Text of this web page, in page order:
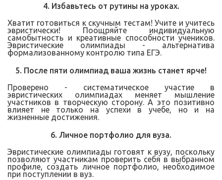
4. Избавьтесь от рутины на уроках.
Хватит готовиться к скучным тестам! Учите и учитесь
эвристически! Поощряйте индивидуальную
самобытность и креативные способности учеников.
Эвристические олимпиады - альтернатива
формализованному контролю типа ЕГЭ.
5. После пяти олимпиад ваша жизнь станет ярче!
Проверено - систематическое участие в
эвристических олимпиадах меняет мышление
участников в творческую сторону. А это позитивно
влияет не только на успехи в учебе, но и на
жизненные достижения.
6. Личное портфолио для вуза.
Эвристические олимпиады готовят к вузу, поскольку
позволяют участникам проверить себя в выбранном
профиле, создать личное портфолио, необходимое
при поступлении в вуз.